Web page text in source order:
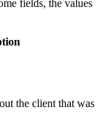
fields, the values
the client that was